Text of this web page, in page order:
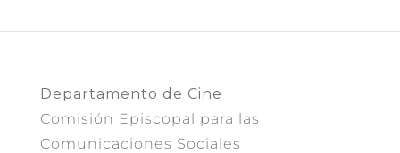
Departamento de Cine
Comisión Episcopal para las
Comunicaciones Sociales